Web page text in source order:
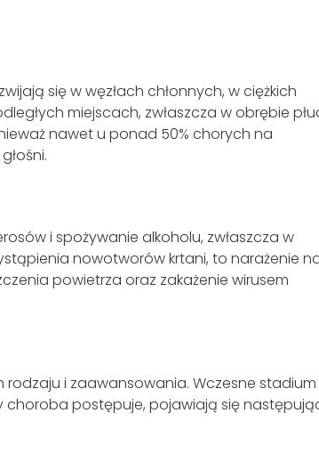
się w węzłach chłonnych, w ciężkich
miejscach, zwłaszcza w obrębie
nawet u ponad 50% chorych na
i spożywanie alkoholu, zwłaszcza w
nowotworów krtani, to narażenie
powietrza oraz zakażenie wirusem
i zaawansowania. Wczesne stadium
postępuje, pojawiają się